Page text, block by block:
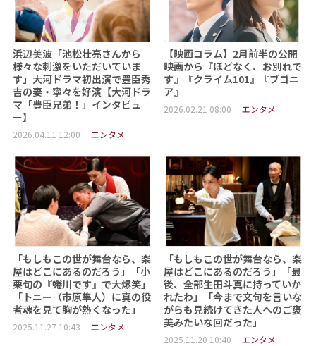
浜辺美波「池松壮亮さんから
様々な刺激をいただいていま
す」大河ドラマ初出演で豊臣秀
吉の妻・寧々を好演【大河ドラ
マ「豊臣兄弟！」インタビュ
ー】
2026.04.11 12:00 エンタメ
【映画コラム】2月前半の公開
映画から『ほどなく、お別れで
す』『クライム101』『ブゴニ
ア』
2026.02.21 08:00 エンタメ
「もしもこの世が舞台なら、楽
屋はどこにあるのだろう」「小
栗旬の『蜷川です』で大爆笑」
「トニー（市原隼人）に真の役
者魂を見て胸が熱くなった」
2025.11.27 10:43 エンタメ
「もしもこの世が舞台なら、楽
屋はどこにあるのだろう」「最
後、全部生田斗真に持っていか
れたわ」「今まで文句を言いな
がらも見続けてきた人へのご褒
美みたいな回だった」
2025.11.20 10:40 エンタメ